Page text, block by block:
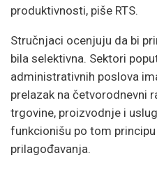
produktivnosti, piše RTS.
Stručnjaci ocenjuju da bi
bila selektivna. Sektori
administrativnih poslova
prelazak na četvorodnevni
trgovine, proizvodnje i
funkcionišu po tom
prilagođavanja.